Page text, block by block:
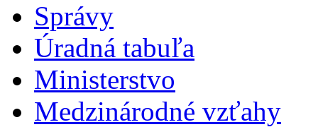
Správy
Úradná tabuľa
Ministerstvo
Medzinárodné vzťahy